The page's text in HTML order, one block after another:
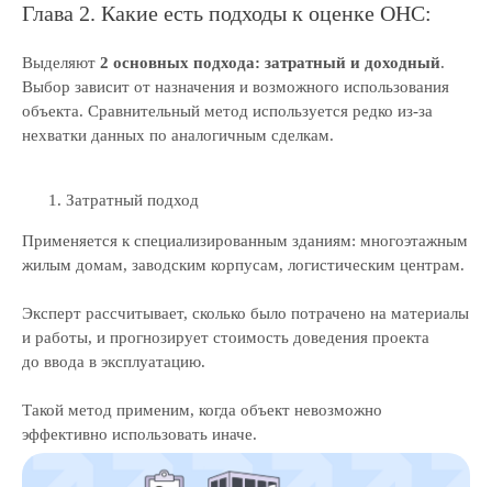
Глава 2. Какие есть подходы к оценке ОНС:
Выделяют 2 основных подхода: затратный и доходный.
Выбор зависит от назначения и возможного использования
объекта. Сравнительный метод используется редко из-за
нехватки данных по аналогичным сделкам.
Затратный подход
Применяется к специализированным зданиям: многоэтажным
жилым домам, заводским корпусам, логистическим центрам.
Эксперт рассчитывает, сколько было потрачено на материалы
и работы, и прогнозирует стоимость доведения проекта
до ввода в эксплуатацию.
Такой метод применим, когда объект невозможно
эффективно использовать иначе.